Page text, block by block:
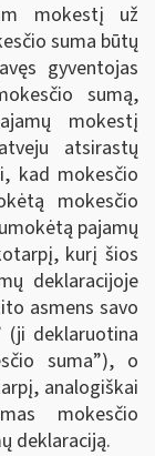
mokestį už
suma būtų
gyventojas
sumą,
mokestį
atsirastų
kad mokesčio
mokesčio
pajamų
kurį šios
deklaracijoje
asmens savo
(ji deklaruotina
suma”), o
analogiškai
mokesčio
deklaraciją.